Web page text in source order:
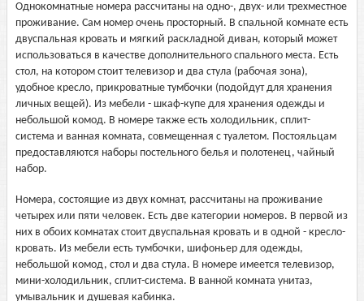
Однокомнатные номера рассчитаны на одно-, двух- или трехместное
проживание. Сам номер очень просторный. В спальной комнате есть
двуспальная кровать и мягкий раскладной диван, который может
использоваться в качестве дополнительного спального места. Есть
стол, на котором стоит телевизор и два стула (рабочая зона),
удобное кресло, прикроватные тумбочки (подойдут для хранения
личных вещей). Из мебели - шкаф-купе для хранения одежды и
небольшой комод. В номере также есть холодильник, сплит-
система и ванная комната, совмещенная с туалетом. Постояльцам
предоставляются наборы постельного белья и полотенец, чайный
набор.
Номера, состоящие из двух комнат, рассчитаны на проживание
четырех или пяти человек. Есть две категории номеров. В первой из
них в обоих комнатах стоит двуспальная кровать и в одной - кресло-
кровать. Из мебели есть тумбочки, шифоньер для одежды,
небольшой комод, стол и два стула. В номере имеется телевизор,
мини-холодильник, сплит-система. В ванной комната унитаз,
умывальник и душевая кабинка.